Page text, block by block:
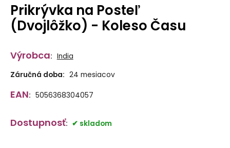
Prikrývka na Posteľ
(Dvojlôžko) - Koleso Času
Výrobca: India
Záručná doba: 24 mesiacov
EAN: 5056368304057
Dostupnosť: skladom